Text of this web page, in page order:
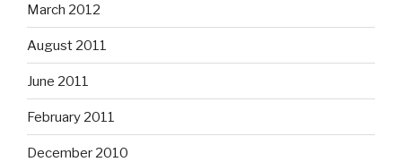
March 2012
August 2011
June 2011
February 2011
December 2010